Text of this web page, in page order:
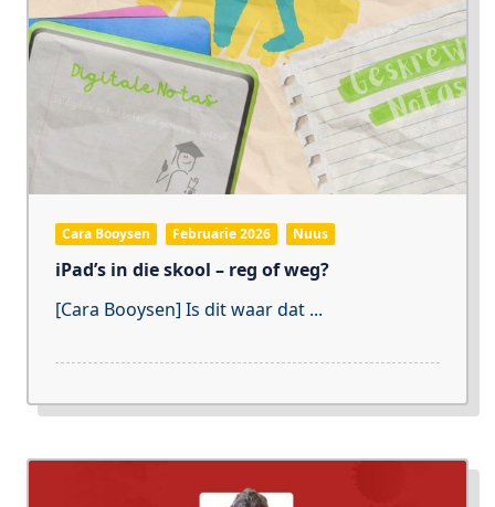
Cara Booysen Februarie 2026 Nuus
iPad’s in die skool – reg of weg?
[Cara Booysen] Is dit waar dat ...